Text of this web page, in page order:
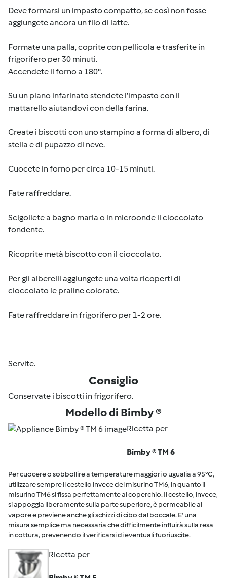
Deve formarsi un impasto compatto, se così non fosse
aggiungete ancora un filo di latte.
Formate una palla, coprite con pellicola e trasferite in
frigorifero per 30 minuti.
Accendete il forno a 180°.
Su un piano infarinato stendete l’impasto con il
mattarello aiutandovi con della farina.
Create i biscotti con uno stampino a forma di albero, di
stella e di pupazzo di neve.
Cuocete in forno per circa 10-15 minuti.
Fate raffreddare.
Scigoliete a bagno maria o in microonde il cioccolato
fondente.
Ricoprite metà biscotto con il cioccolato.
Per gli alberelli aggiungete una volta ricoperti di
cioccolato le praline colorate.
Fate raffreddare in frigorifero per 1-2 ore.
Servite.
Consiglio
Conservate i biscotti in frigorifero.
Modello di Bimby ®
Ricetta per
Bimby ® TM 6
Per cuocere o sobbollire a temperature maggiori o ugualia a 95°C,
utilizzare sempre il cestello invece del misurino TM6, in quanto il
misurino TM6 si fissa perfettamente al coperchio. Il cestello, invece,
si appoggia liberamente sulla parte superiore, è permeabile al
vapore e previene anche gli schizzi di cibo dal boccale. E' una
misura semplice ma necessaria che difficilmente influirà sulla resa
in cottura, prevenendo il verificarsi di eventuali fuoriuscite.
Ricetta per